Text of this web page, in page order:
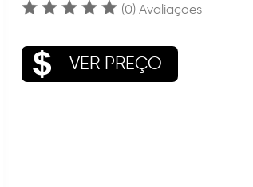
(0) Avaliações
VER PREÇO